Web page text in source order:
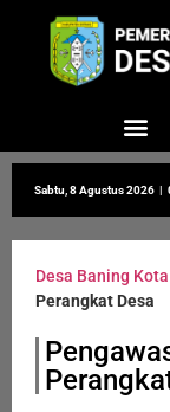
Sabtu, 8 Agustus 2026 |
Desa Baning Kota
Perangkat Desa